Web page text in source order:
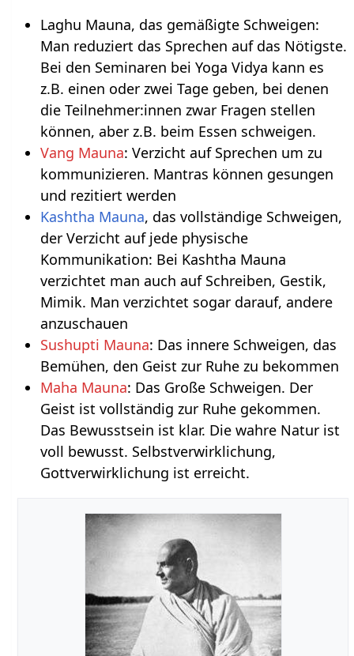
Laghu Mauna, das gemäßigte Schweigen:
Man reduziert das Sprechen auf das Nötigste.
Bei den Seminaren bei Yoga Vidya kann es
z.B. einen oder zwei Tage geben, bei denen
die Teilnehmer:innen zwar Fragen stellen
können, aber z.B. beim Essen schweigen.
Vang Mauna: Verzicht auf Sprechen um zu
kommunizieren. Mantras können gesungen
und rezitiert werden
Kashtha Mauna, das vollständige Schweigen,
der Verzicht auf jede physische
Kommunikation: Bei Kashtha Mauna
verzichtet man auch auf Schreiben, Gestik,
Mimik. Man verzichtet sogar darauf, andere
anzuschauen
Sushupti Mauna: Das innere Schweigen, das
Bemühen, den Geist zur Ruhe zu bekommen
Maha Mauna: Das Große Schweigen. Der
Geist ist vollständig zur Ruhe gekommen.
Das Bewusstsein ist klar. Die wahre Natur ist
voll bewusst. Selbstverwirklichung,
Gottverwirklichung ist erreicht.